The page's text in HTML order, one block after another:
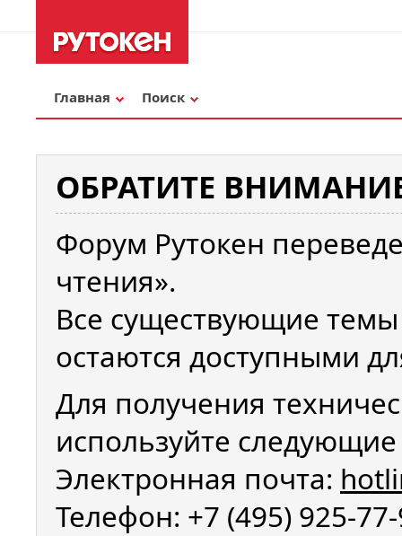
Главная Поиск
ОБРАТИТЕ
Форум Рутокен
чтения».
Все существующие
остаются доступными
Для получения
используйте
Электронная почта:
Телефон: +7 (495) 925-